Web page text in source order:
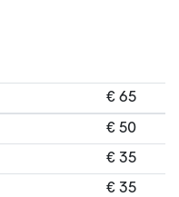
€ 65
€ 50
€ 35
€ 35